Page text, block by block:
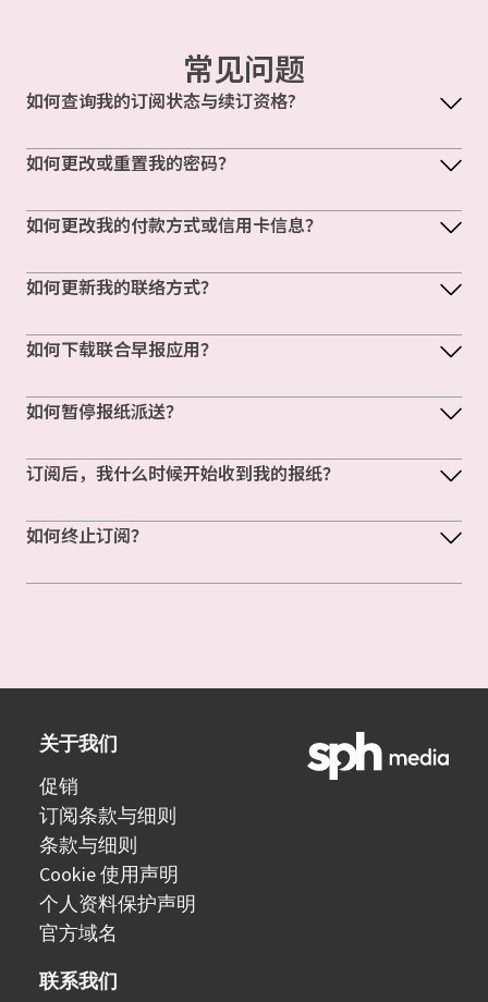
常见问题
如何查询我的订阅状态与续订资格?
如何更改或重置我的密码？
如何更改我的付款方式或信用卡信息？
如何更新我的联络方式？
如何下载联合早报应用？
如何暂停报纸派送？
订阅后，我什么时候开始收到我的报纸？
如何终止订阅？
关于我们
促销
订阅条款与细则
条款与细则
Cookie 使用声明
个人资料保护声明
官方域名
联系我们